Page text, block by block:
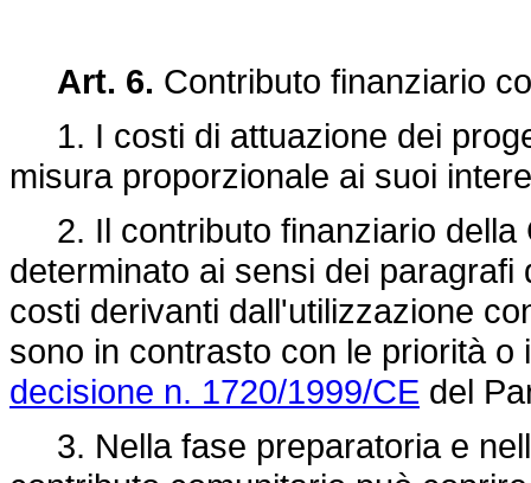
Art. 6. Contributo finanziario
1. I costi di attuazione dei
misura proporzionale ai suoi
2. Il contributo finanziario della
determinato ai sensi dei
costi derivanti dall'utilizzazione
sono in contrasto con le priorità
decisione n. 1720/1999/CE del
3. Nella fase preparatoria e